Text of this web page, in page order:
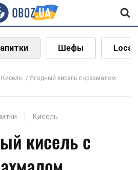
Шефы Local
Кисель Ягодный кисель с крахмалом
Кисель
кисель с